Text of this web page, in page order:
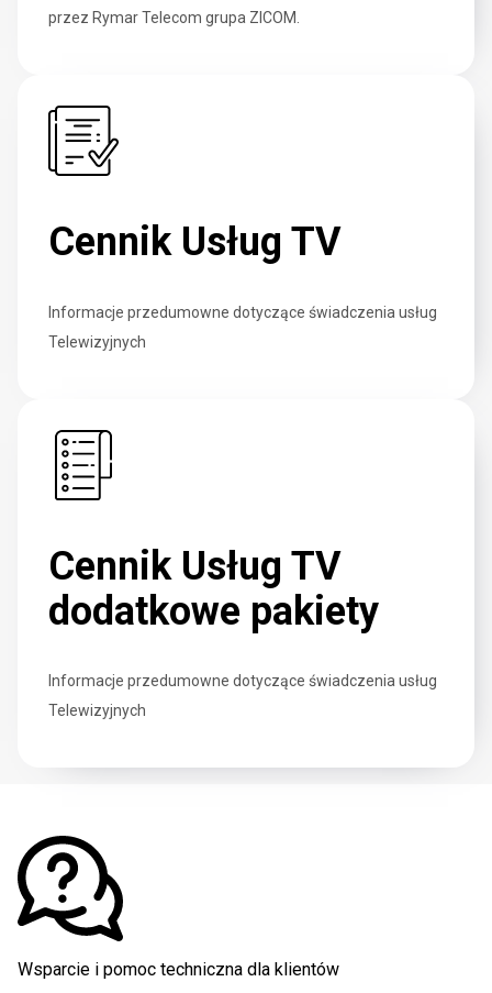
przez Rymar Telecom grupa ZICOM.
Cennik Usług TV
Informacje przedumowne dotyczące świadczenia usług
Telewizyjnych
Cennik Usług TV
dodatkowe pakiety
Informacje przedumowne dotyczące świadczenia usług
Telewizyjnych
Wsparcie i pomoc techniczna dla klientów